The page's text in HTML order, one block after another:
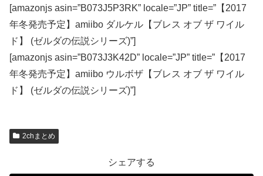
[amazonjs asin=”B073J5P3RK” locale=”JP” title=”【2017
年冬発売予定】amiibo ダルケル【ブレス オブ ザ ワイル
ド】 (ゼルダの伝説シリーズ)”]
[amazonjs asin=”B073J3K42D” locale=”JP” title=”【2017
年冬発売予定】amiibo ウルボザ【ブレス オブ ザ ワイル
ド】 (ゼルダの伝説シリーズ)”]
2chまとめ
シェアする